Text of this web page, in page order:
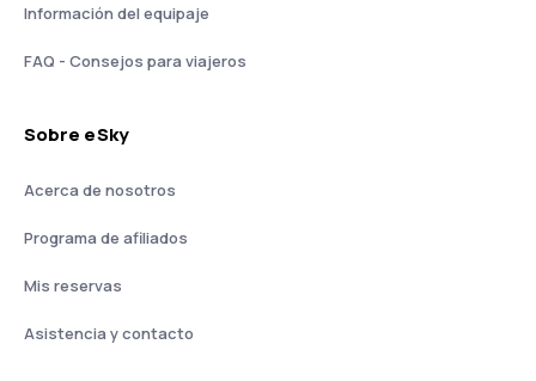
Información del equipaje
FAQ - Consejos para viajeros
Sobre eSky
Acerca de nosotros
Programa de afiliados
Mis reservas
Asistencia y contacto